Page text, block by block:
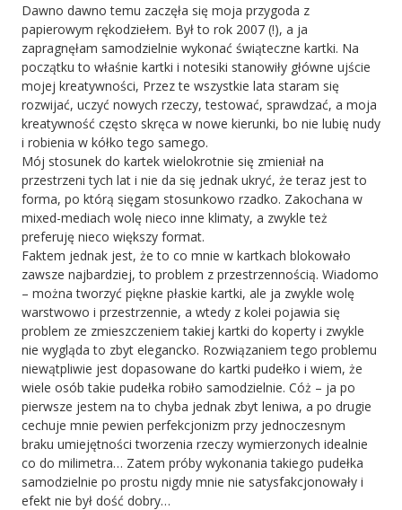
Dawno dawno temu zaczęła się moja przygoda z
papierowym rękodziełem. Był to rok 2007 (!), a ja
zapragnęłam samodzielnie wykonać świąteczne kartki. Na
początku to właśnie kartki i notesiki stanowiły główne ujście
mojej kreatywności, Przez te wszystkie lata staram się
rozwijać, uczyć nowych rzeczy, testować, sprawdzać, a moja
kreatywność często skręca w nowe kierunki, bo nie lubię nudy
i robienia w kółko tego samego.
Mój stosunek do kartek wielokrotnie się zmieniał na
przestrzeni tych lat i nie da się jednak ukryć, że teraz jest to
forma, po którą sięgam stosunkowo rzadko. Zakochana w
mixed-mediach wolę nieco inne klimaty, a zwykle też
preferuję nieco większy format.
Faktem jednak jest, że to co mnie w kartkach blokowało
zawsze najbardziej, to problem z przestrzennością. Wiadomo
– można tworzyć piękne płaskie kartki, ale ja zwykle wolę
warstwowo i przestrzennie, a wtedy z kolei pojawia się
problem ze zmieszczeniem takiej kartki do koperty i zwykle
nie wygląda to zbyt elegancko. Rozwiązaniem tego problemu
niewątpliwie jest dopasowane do kartki pudełko i wiem, że
wiele osób takie pudełka robiło samodzielnie. Cóż – ja po
pierwsze jestem na to chyba jednak zbyt leniwa, a po drugie
cechuje mnie pewien perfekcjonizm przy jednoczesnym
braku umiejętności tworzenia rzeczy wymierzonych idealnie
co do milimetra… Zatem próby wykonania takiego pudełka
samodzielnie po prostu nigdy mnie nie satysfakcjonowały i
efekt nie był dość dobry…